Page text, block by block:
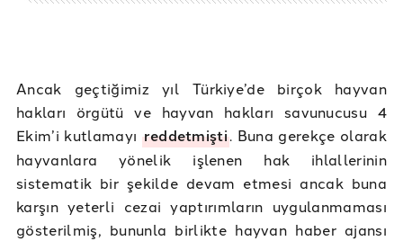
Ancak geçtiğimiz yıl Türkiye’de birçok hayvan
hakları örgütü ve hayvan hakları savunucusu 4
Ekim’i kutlamayı reddetmişti. Buna gerekçe olarak
hayvanlara yönelik işlenen hak ihlallerinin
sistematik bir şekilde devam etmesi ancak buna
karşın yeterli cezai yaptırımların uygulanmaması
gösterilmiş, bununla birlikte hayvan haber ajansı